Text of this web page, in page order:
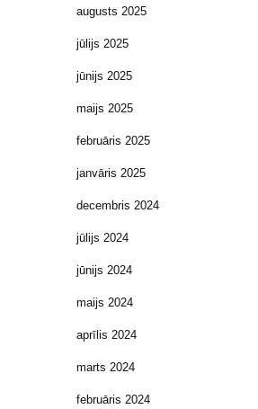
augusts 2025
jūlijs 2025
jūnijs 2025
maijs 2025
februāris 2025
janvāris 2025
decembris 2024
jūlijs 2024
jūnijs 2024
maijs 2024
aprīlis 2024
marts 2024
februāris 2024